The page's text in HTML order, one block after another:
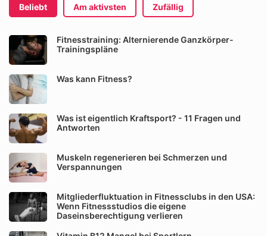
Beliebt Am aktivsten Zufällig
Fitnesstraining: Alternierende Ganzkörper-
Trainingspläne
Was kann Fitness?
Was ist eigentlich Kraftsport? - 11 Fragen und
Antworten
Muskeln regenerieren bei Schmerzen und
Verspannungen
Mitgliederfluktuation in Fitnessclubs in den USA:
Wenn Fitnessstudios die eigene
Daseinsberechtigung verlieren